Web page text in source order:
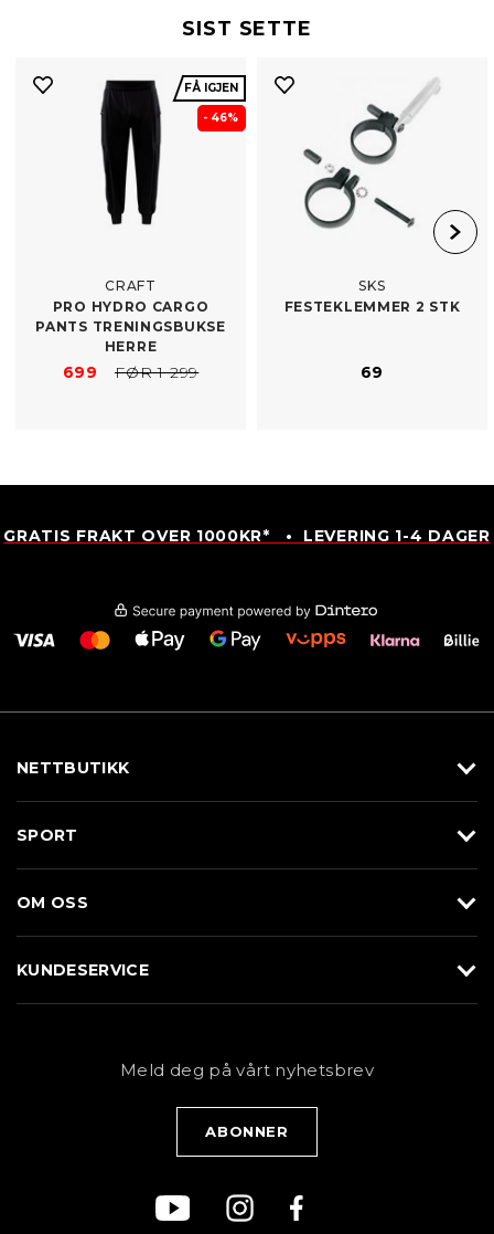
SIST SETTE
FÅ IGJEN
- 46%
CRAFT
PRO HYDRO CARGO
PANTS TRENINGSBUKSE
HERRE
699 FØR 1 299
SKS
FESTEKLEMMER 2 STK
69
GRATIS FRAKT OVER 1000KR* • LEVERING 1-4 DAGER
NETTBUTIKK
Sko
Merkevarer
SPORT
Løp
Sykkel
OM OSS
KUNDESERVICE
PersonvernerklæringMeld deg på vårt nyhetsbrev